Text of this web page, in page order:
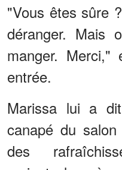
"Vous êtes sûre
déranger. Mais
manger.
entrée.
Marissa lui a
canapé du
des